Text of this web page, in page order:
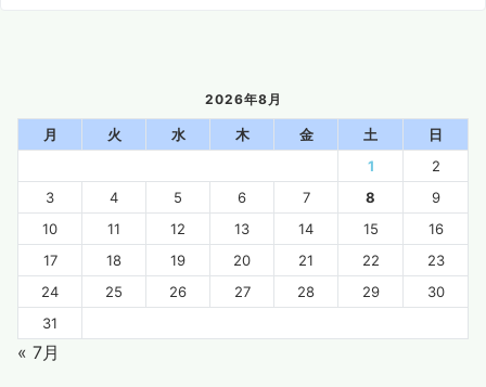
2026年8月
月 火 水 木 金 土
日
1
2
3
4 5 6 7 8
9
10
11 12 13 14 15
16
17
18 19 20 21 22
23
24
25 26 27 28 29
30
31
« 7月